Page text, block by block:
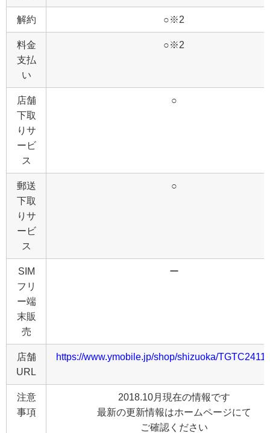
解約 ○※2
料金
支払
い
○※2
店舗
下取
りサ
ービ
ス
○
郵送
下取
りサ
ービ
ス
○
SIM
フリ
ー端
末販
売
ー
店舗
URL
https://www.ymobile.jp/shop/shizuoka/
注意
事項
2018.10月現在の情報です
最新の更新情報はホームページにて
ご確認ください